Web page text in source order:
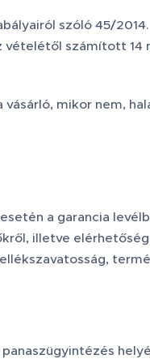
szóló 45/
számított 14
mikor nem,
a garancia
illetve